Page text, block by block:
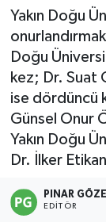
Yakın Doğu
Doğu
kez; Dr. Suat
ise dördüncü
Günsel Onur
Yakın Doğu
Dr. İlker
PINAR
EDITÖR